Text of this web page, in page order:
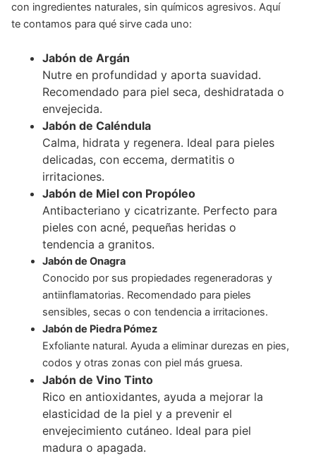
con ingredientes naturales, sin químicos agresivos. Aquí
te contamos para qué sirve cada uno:
Jabón de Argán
Nutre en profundidad y aporta suavidad.
Recomendado para piel seca, deshidratada o
envejecida.
Jabón de Caléndula
Calma, hidrata y regenera. Ideal para pieles
delicadas, con eccema, dermatitis o
irritaciones.
Jabón de Miel con Propóleo
Antibacteriano y cicatrizante. Perfecto para
pieles con acné, pequeñas heridas o
tendencia a granitos.
Jabón de Onagra
Conocido por sus propiedades regeneradoras y
antiinflamatorias. Recomendado para pieles
sensibles, secas o con tendencia a irritaciones.
Jabón de Piedra Pómez
Exfoliante natural. Ayuda a eliminar durezas en pies,
codos y otras zonas con piel más gruesa.
Jabón de Vino Tinto
Rico en antioxidantes, ayuda a mejorar la
elasticidad de la piel y a prevenir el
envejecimiento cutáneo. Ideal para piel
madura o apagada.